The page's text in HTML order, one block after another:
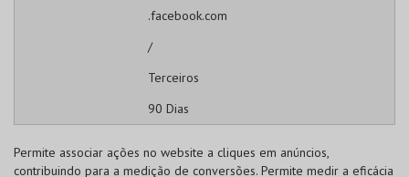
.facebook.com
/
Terceiros
90 Dias
Permite associar ações no website a cliques em anúncios,
contribuindo para a medição de conversões. Permite medir a eficácia